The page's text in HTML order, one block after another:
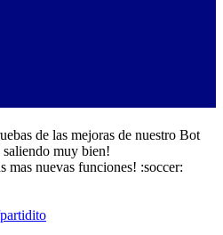
de las mejoras de nuestro Bot
saliendo muy bien!
mas nuevas funciones! :soccer: